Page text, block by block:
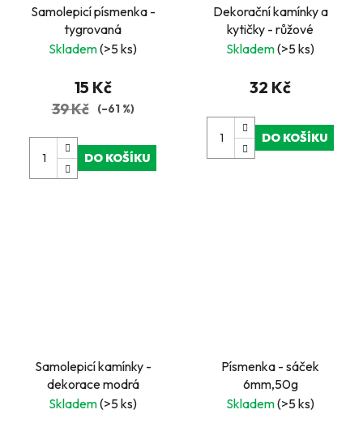
Samolepicí písmenka -
tygrovaná
Skladem(>5 ks)
15 Kč
39 Kč (–61 %)
DO KOŠÍKU
Dekorační kamínky a
kytičky - růžové
Skladem(>5 ks)
32 Kč
DO KOŠÍKU
Samolepicí kamínky -
dekorace modrá
Skladem(>5 ks)
Písmenka - sáček
6mm,50g
Skladem(>5 ks)